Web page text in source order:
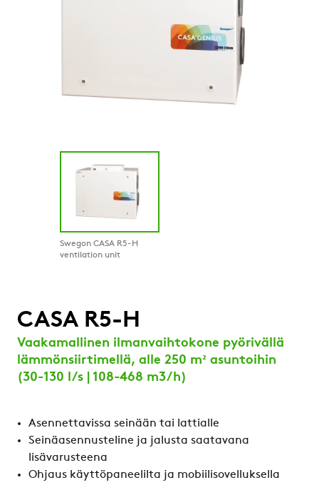
Swegon CASA R5-H
ventilation unit
CASA R5-H
Vaakamallinen ilmanvaihtokone pyörivällä
lämmönsiirtimellä, alle 250 m² asuntoihin
(30-130 l/s | 108-468 m3/h)
Asennettavissa seinään tai lattialle
Seinäasennusteline ja jalusta saatavana
lisävarusteena
Ohjaus käyttöpaneelilta ja mobiilisovelluksella